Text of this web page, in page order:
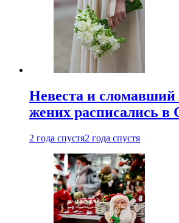
Невеста и сломавший
жених расписались в
2 года спустя2 года спустя